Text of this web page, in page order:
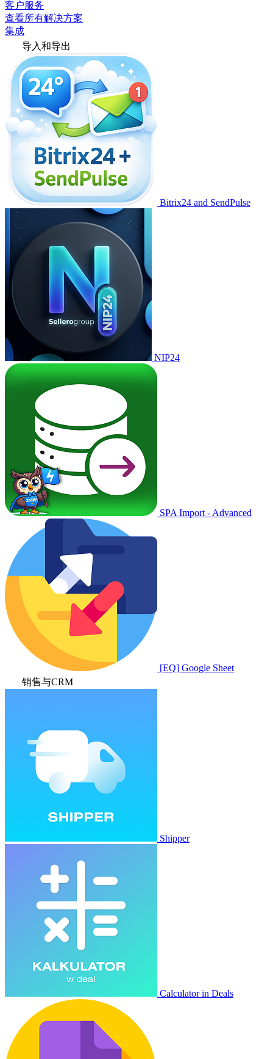
客户服务
查看所有解决方案
集成
导入和导出
Bitrix24 and SendPulse
NIP24
SPA Import - Advanced
[EQ] Google Sheet
销售与CRM
Shipper
Calculator in Deals